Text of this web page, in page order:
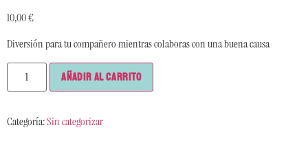
10,00€
Diversión para tu compañero mientras colaboras con una buena causa
Añadir al carrito
Categoría:Sin categorizar